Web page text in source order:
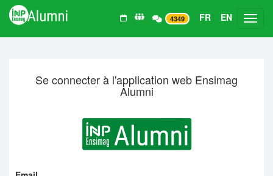
4349 FR EN
Se connecter à l'application web Ensimag
Alumni